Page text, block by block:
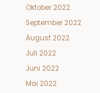
Oktober 2022
September 2022
August 2022
Juli 2022
Juni 2022
Mai 2022